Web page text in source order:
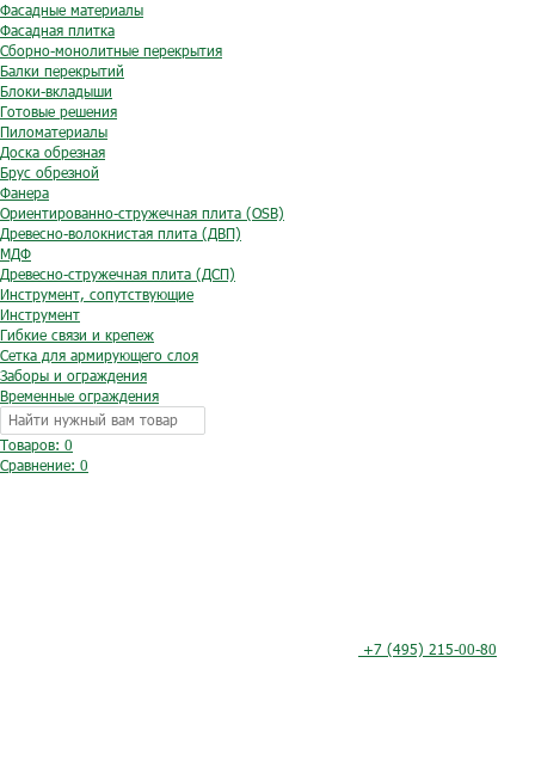
Фасадные материалы
Фасадная плитка
Сборно-монолитные перекрытия
Балки перекрытий
Блоки-вкладыши
Готовые решения
Пиломатериалы
Доска обрезная
Брус обрезной
Фанера
Ориентированно-стружечная плита (OSB)
Древесно-волокнистая плита (ДВП)
МДФ
Древесно-стружечная плита (ДСП)
Инструмент, сопутствующие
Инструмент
Гибкие связи и крепеж
Сетка для армирующего слоя
Заборы и ограждения
Временные ограждения
Товаров: 0
Сравнение: 0
+7 (495) 215-00-80